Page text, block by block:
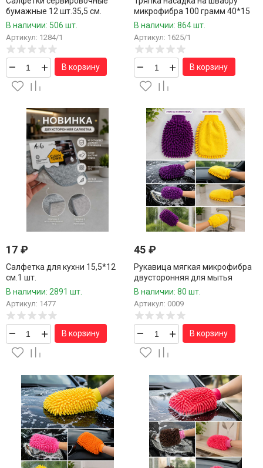
бумажные 12 шт.35,5 см.
В наличии: 506 шт.
Артикул: 1284/1
– + В корзину
микрофибра 100 грамм 40*15
см.1 шт./200 шт.коробка/
В наличии: 864 шт.
Артикул: 1625/1
– + В корзину
17 ₽
Салфетка для кухни 15,5*12
см.1 шт.
В наличии: 2891 шт.
Артикул: 1477
– + В корзину
45₽
Рукавица мягкая микрофибра
двусторонняя для мытья
автомобилей и других
поверхностей 14*20 см.1 шт.
В наличии: 80 шт.
Артикул: 0009
– + В корзину